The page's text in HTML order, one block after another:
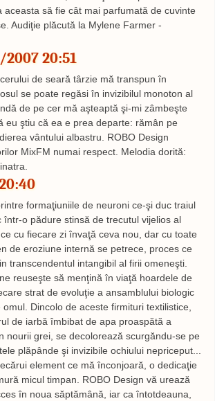
aceasta să fie cât mai parfumată de cuvinte
Audiţie plăcută la Mylene Farmer -
20:51
de seară târzie mă transpun în
se poate regăsi în invizibilul monoton al
de pe cer mă aşteaptă şi-mi zâmbeşte
eu ştiu că ea e prea departe: rămân pe
vântului albastru. ROBO Design
MixFM numai respect. Melodia dorită:
formaţiuniile de neuroni ce-şi duc traiul
într-o pădure stinsă de trecutul vijelios al
cu fiecare zi învaţă ceva nou, dar cu toate
de eroziune internă se petrece, proces ce
transcendentul intangibil al firii omeneşti.
reuseşte să menţină în viaţă hoardele de
strat de evoluţie a ansamblului biologic
Dincolo de aceste firmituri textilistice,
de iarbă îmbibat de apa proaspătă a
nourii grei, se decolorează scurgăndu-se pe
plăpânde şi invizibile ochiului nepriceput...
element ce mă înconjoară, o dedicaţie
micul timpan. ROBO Design vă urează
în noua săptămână, iar ca întotdeauna,